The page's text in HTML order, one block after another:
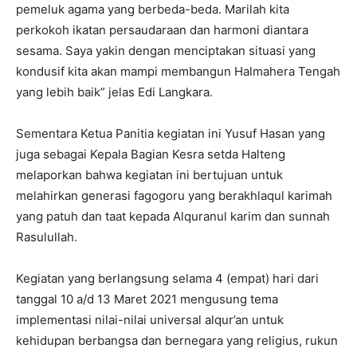
pemeluk agama yang berbeda-beda. Marilah kita
perkokoh ikatan persaudaraan dan harmoni diantara
sesama. Saya yakin dengan menciptakan situasi yang
kondusif kita akan mampi membangun Halmahera Tengah
yang lebih baik” jelas Edi Langkara.
Sementara Ketua Panitia kegiatan ini Yusuf Hasan yang
juga sebagai Kepala Bagian Kesra setda Halteng
melaporkan bahwa kegiatan ini bertujuan untuk
melahirkan generasi fagogoru yang berakhlaqul karimah
yang patuh dan taat kepada Alquranul karim dan sunnah
Rasulullah.
Kegiatan yang berlangsung selama 4 (empat) hari dari
tanggal 10 a/d 13 Maret 2021 mengusung tema
implementasi nilai-nilai universal alqur’an untuk
kehidupan berbangsa dan bernegara yang religius, rukun